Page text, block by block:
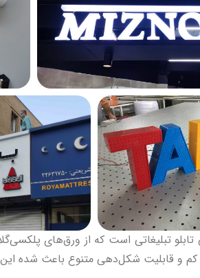
تابلو تبلیغاتی است که از ورق‌های
کم و قابلیت شکل‌دهی متنوع باعث شده این